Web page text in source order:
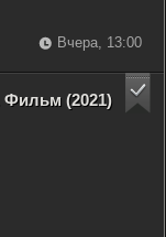
Вчера, 13:00
Фильм (2021)